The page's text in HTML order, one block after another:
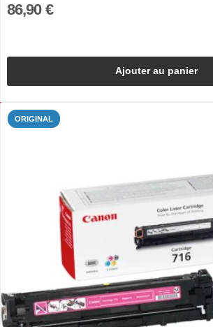
86,90 €
Ajouter au panier
ORIGINAL